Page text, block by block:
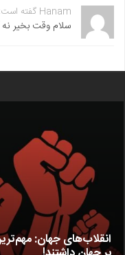
Hanam گفته است:
سلام وقت بخیر نه
انقلاب‌های جهان: